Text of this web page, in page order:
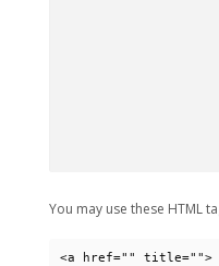
You may use these HTML
<a href="" title="">